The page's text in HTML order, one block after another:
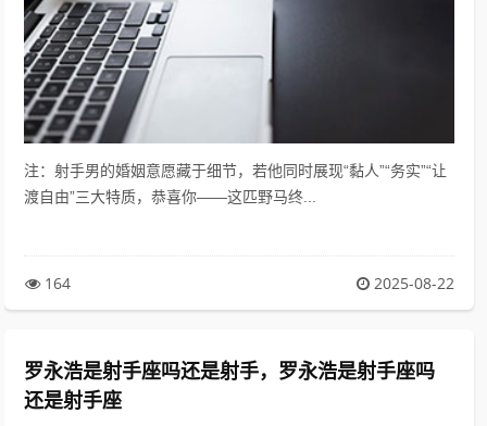
注：射手男的婚姻意愿藏于细节，若他同时展现“黏人”“务实”“让
渡自由”三大特质，恭喜你——这匹野马终...
164 2025-08-22
罗永浩是射手座吗还是射手，罗永浩是射手座吗
还是射手座